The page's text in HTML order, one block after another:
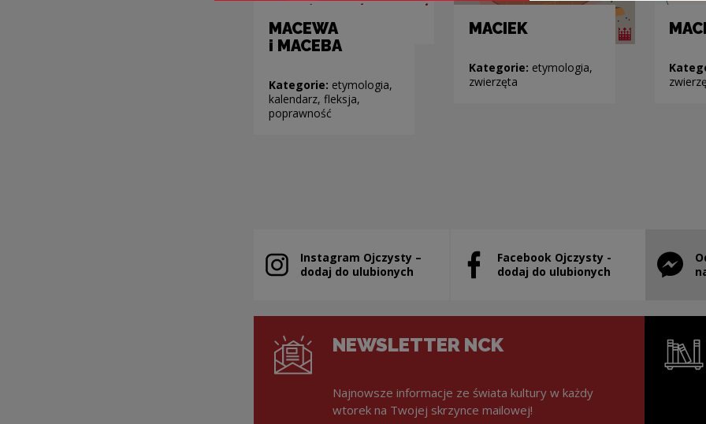
MACEWA
i MACEBA
Kategorie: etymologia,
kalendarz, fleksja,
poprawność
MACIEK
Kategorie: etymologia,
zwierzęta
Instagram Ojczysty –
dodaj do ulubionych
Uwaga, link zostanie otwarty w nowym oknie
Facebook Ojczysty -
dodaj do ulubionych
Uwaga, link zostanie otwarty w nowym
Uwaga,
NEWSLETTER NCK
Najnowsze informacje ze świata kultury w każdy
wtorek na Twojej skrzynce mailowej!